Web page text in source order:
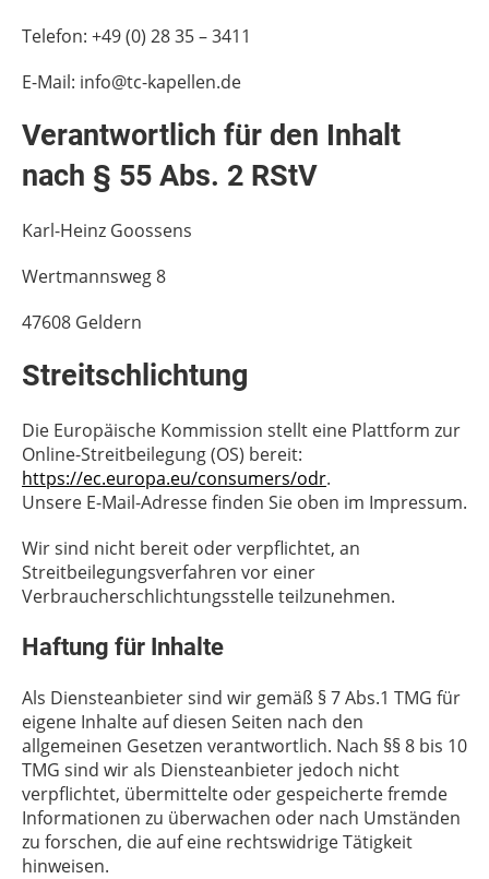
Telefon: +49 (0) 28 35 – 3411
E-Mail: info@tc-kapellen.de
Verantwortlich für den Inhalt
nach § 55 Abs. 2 RStV
Karl-Heinz Goossens
Wertmannsweg 8
47608 Geldern
Streitschlichtung
Die Europäische Kommission stellt eine Plattform zur
Online-Streitbeilegung (OS) bereit:
https://ec.europa.eu/consumers/odr.
Unsere E-Mail-Adresse finden Sie oben im Impressum.
Wir sind nicht bereit oder verpflichtet, an
Streitbeilegungsverfahren vor einer
Verbraucherschlichtungsstelle teilzunehmen.
Haftung für Inhalte
Als Diensteanbieter sind wir gemäß § 7 Abs.1 TMG für
eigene Inhalte auf diesen Seiten nach den
allgemeinen Gesetzen verantwortlich. Nach §§ 8 bis 10
TMG sind wir als Diensteanbieter jedoch nicht
verpflichtet, übermittelte oder gespeicherte fremde
Informationen zu überwachen oder nach Umständen
zu forschen, die auf eine rechtswidrige Tätigkeit
hinweisen.